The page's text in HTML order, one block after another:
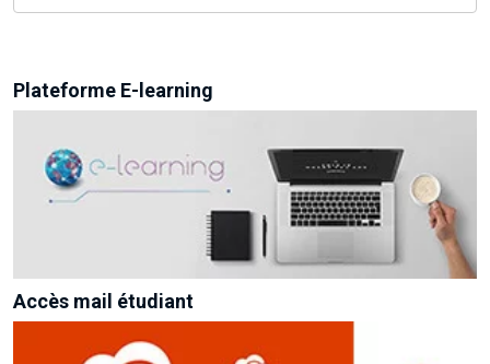
Plateforme E-learning
Accès mail étudiant